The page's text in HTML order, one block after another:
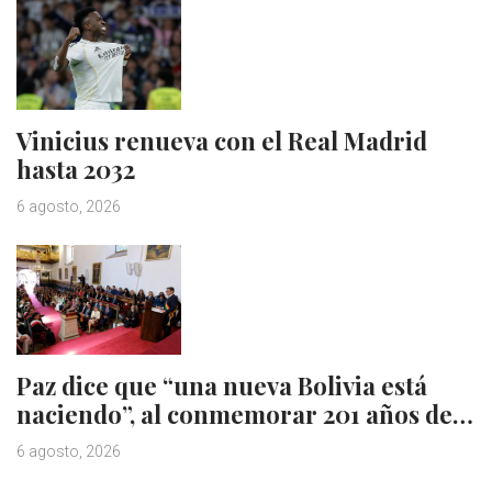
Vinicius renueva con el Real Madrid
hasta 2032
6 agosto, 2026
Paz dice que “una nueva Bolivia está
naciendo”, al conmemorar 201 años de…
6 agosto, 2026